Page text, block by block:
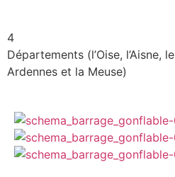
4
Départements (l’Oise, l’Aisne,
Ardennes et la Meuse)